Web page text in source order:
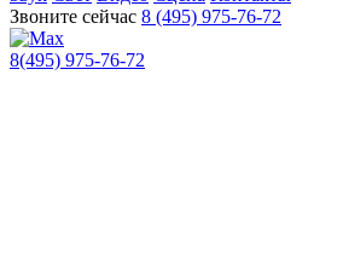
Звоните сейчас 8 (495) 975-76-72
8(495) 975-76-72